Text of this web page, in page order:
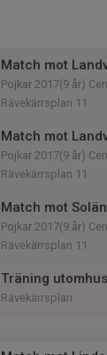
Match mot
Pojkar 2017(9 år)
Rävekärrsplan 11
Match mot
Pojkar 2017(9 år)
Rävekärrsplan 11
Match mot
Pojkar 2017(9 år)
Rävekärrsplan 11
Träning
Rävekärrsplan